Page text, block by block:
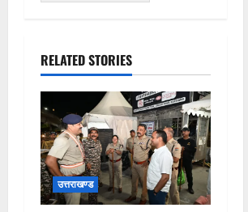
RELATED STORIES
उत्तराखण्ड